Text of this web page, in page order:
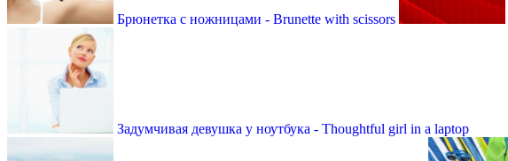
Брюнетка с ножницами - Brunette with scissors
Задумчивая девушка у ноутбука - Thoughtful girl in a laptop